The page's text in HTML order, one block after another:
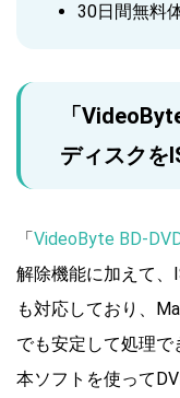
30日間無料
「
ディスクを
「 VideoByte BD-
解除機能に加えて、
も対応しており、
でも安定して処理で
本ソフトを使って